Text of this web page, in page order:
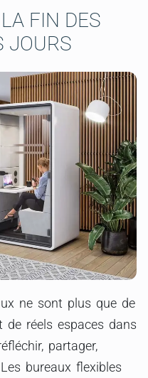
FIN DES
JOURS
ne sont plus que de
réels espaces dans
partager,
bureaux flexibles